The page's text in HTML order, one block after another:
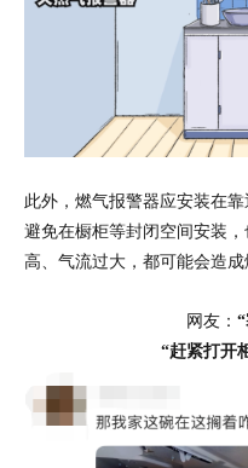
此外，燃气报警器应安装在
避免在橱柜等封闭空间安装
高、气流过大，都可能会造成
网友：
“赶紧打开